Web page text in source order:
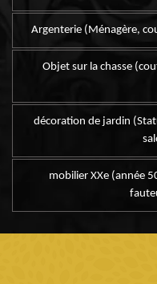
Argenterie (Ménagère,
Objet sur la chasse
décoration de jardin
mobilier XXe (année